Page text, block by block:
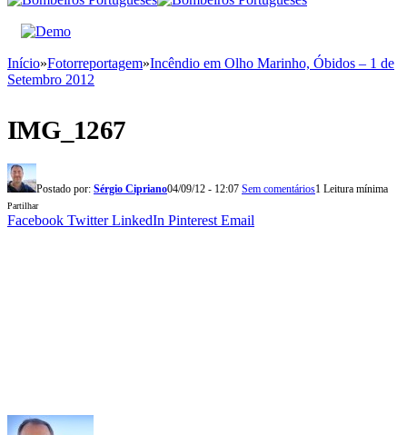
Início»Fotorreportagem»Incêndio em Olho Marinho, Óbidos – 1 de
Setembro 2012
IMG_1267
Postado por: Sérgio Cipriano04/09/12 - 12:07 Sem comentários1 Leitura mínima
Partilhar
Facebook Twitter LinkedIn Pinterest Email